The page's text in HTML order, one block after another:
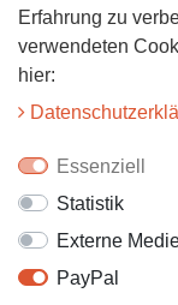
Erfahrung zu
verwendeten
hier:
Essenziell
Statistik
Externe
PayPal